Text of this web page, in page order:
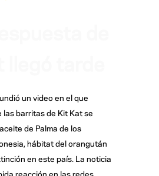
un video en el que
las barritas de Kit Kat se
de Palma de los
hábitat del orangután
en este país. La noticia
reacción en las redes